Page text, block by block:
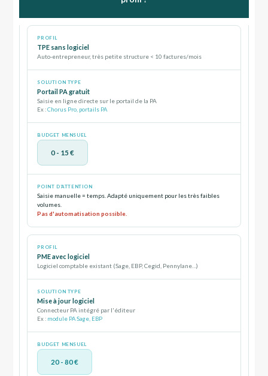
TPE sans logiciel
Auto-entrepreneur, très petite structure < 10 factures/mois
Portail PA gratuit
Saisie en ligne directe sur le portail de la PA
Ex :Chorus Pro, portails PA
0 - 15 €
Saisie manuelle = temps. Adapté uniquement pour les très faibles
volumes.
Pas d'automatisation possible.
PME avec logiciel
Logiciel comptable existant (Sage, EBP, Cegid, Pennylane…)
Mise à jour logiciel
Connecteur PA intégré par l'éditeur
Ex : module PA Sage, EBP
20 - 80 €